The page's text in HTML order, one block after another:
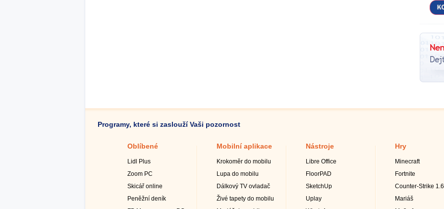
Programy, které si zaslouží Vaši pozornost
Oblíbené
Lidl Plus
Zoom PC
Skicář online
Peněžní deník
Mobilní aplikace
Krokoměr do mobilu
Lupa do mobilu
Dálkový TV ovladač
Živé tapety do mobilu
Nástroje
Libre Office
FloorPAD
SketchUp
Uplay
Hry
Minecraft
Fortnite
Counter-Strike 1.6
Mariáš